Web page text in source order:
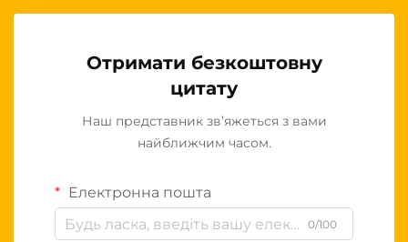
Отримати безкоштовну
цитату
Наш представник зв’яжеться з вами
найближчим часом.
Електронна пошта
0/100